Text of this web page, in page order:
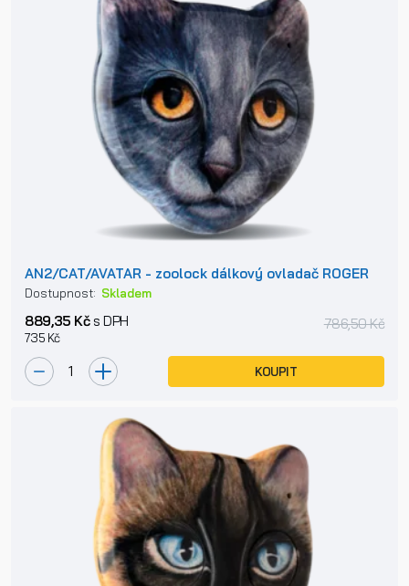
AN2/CAT/AVATAR - zoolock dálkový ovladač ROGER
Dostupnost: Skladem
889,35 Kčs DPH
735 Kč
786,50 Kč
KOUPIT